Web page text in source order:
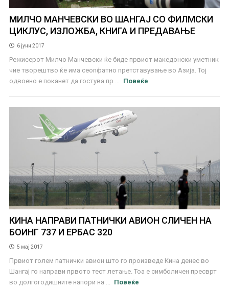
МИЛЧО МАНЧЕВСКИ ВО ШАНГАЈ СО ФИЛМСКИ
ЦИКЛУС, ИЗЛОЖБА, КНИГА И ПРЕДАВАЊЕ
6 јуни 2017
Режисерот Милчо Манчевски ќе биде првиот македонски уметник
чие творештво ќе има сеопфатно претставување во Азија. Тој
одвоено е поканет да гостува пр ...
Повеќе
КИНА НАПРАВИ ПАТНИЧКИ АВИОН СЛИЧЕН НА
БОИНГ 737 И ЕРБАС 320
5 мај 2017
Првиот голем патнички авион што го произведе Кина денес во
Шангај го направи првото тест летање. Тоа е симболичен пресврт
во долгогодишните напори на ...
Повеќе